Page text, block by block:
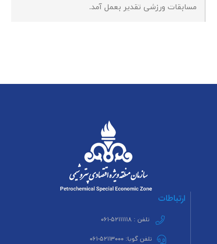
مسابقات ورزشی تقدیر بعمل آمد.
ارتباطات
تلفن : ۵۲۱۱۱۱۱۸-۰۶۱
تلفن گویا: ۵۲۱۱۳۰۰۰-۰۶۱